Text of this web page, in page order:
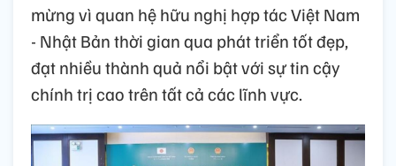
mừng vì quan hệ hữu nghị hợp tác Việt Nam
- Nhật Bản thời gian qua phát triển tốt đẹp,
đạt nhiều thành quả nổi bật với sự tin cậy
chính trị cao trên tất cả các lĩnh vực.